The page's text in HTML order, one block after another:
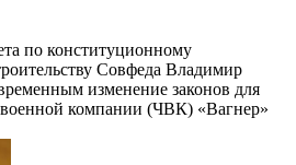
по конституционному
Совфеда Владимир
изменение законов для
военной компании (ЧВК) «Вагнер»